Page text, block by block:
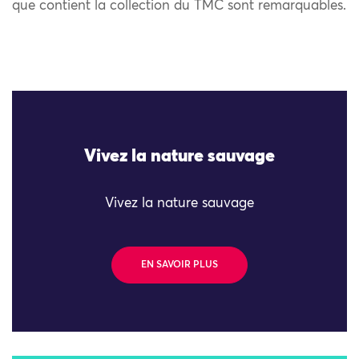
que contient la collection du TMC sont remarquables.
Vivez la nature sauvage
Vivez la nature sauvage
EN SAVOIR PLUS